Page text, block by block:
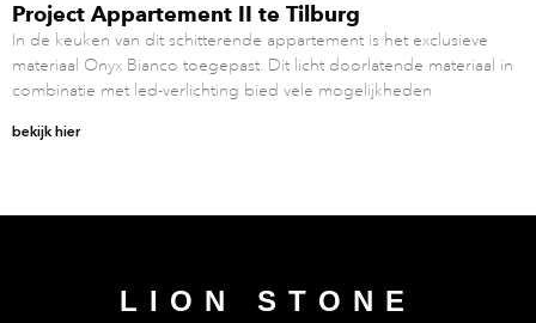
Project Appartement II te Tilburg
In de keuken van dit schitterende appartement is het exclusieve
materiaal Onyx Bianco toegepast. Dit licht doorlatende materiaal in
combinatie met led-verlichting bied vele mogelijkheden
bekijk hier
LION STONE